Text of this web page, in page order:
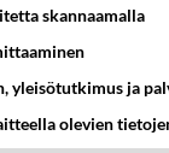
skannaamalla
yleisötutkimus ja
olevien